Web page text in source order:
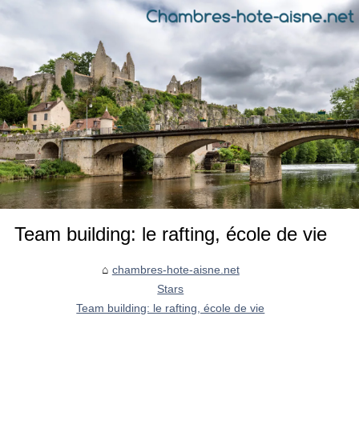
Team building: le rafting, école de vie
chambres-hote-aisne.net
Stars
Team building: le rafting, école de vie